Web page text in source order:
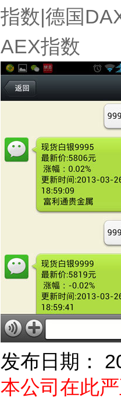
指数|德国
AEX指数
发布日期：
本公司在此